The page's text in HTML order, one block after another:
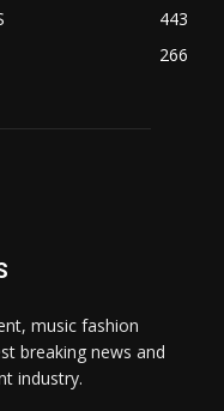
443
266
music fashion
breaking news and
industry.